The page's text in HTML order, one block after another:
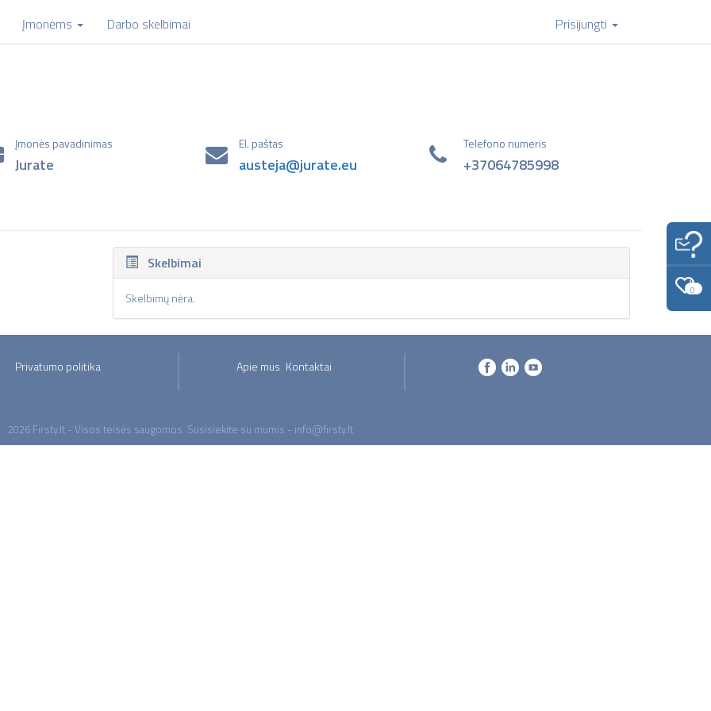
Įmonėms Darbo skelbimai Prisijungti
Įmonės pavadinimas
Jurate
El. paštas
austeja@jurate.eu
Telefono numeris
+37064785998
Skelbimai
Skelbimų nėra. 0
Privatumo politika Apie mus Kontaktai
2026 Firsty.lt - Visos teisės saugomos. Susisiekite su mumis - info@firsty.lt